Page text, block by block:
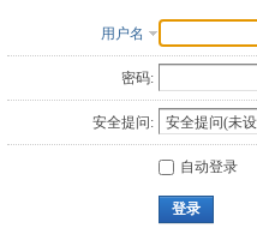
用户名
密码:
安全提问:
自动登录
登录